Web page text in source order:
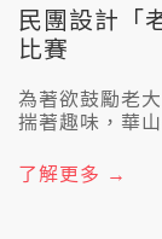
民團設計「
比賽
為著欲鼓勵老
揣著趣味，華
望老大人透過
較健康。
了解更多 →